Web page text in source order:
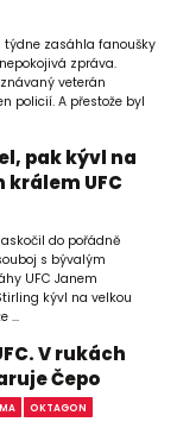
týdne zasáhla fanoušky
zpráva.
veterán
policií. A přestože byl
pak kývl na
UFC
do pořádně
s bývalým
UFC Janem
kývl na velkou
...
V rukách
Čepo
OKTAGON